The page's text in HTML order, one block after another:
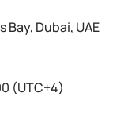
Bay, Dubai, UAE
(UTC+4)